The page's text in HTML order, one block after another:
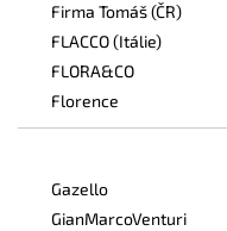
Firma Tomáš (ČR)
FLACCO (Itálie)
FLORA&CO
Florence
Gazello
GianMarcoVenturi